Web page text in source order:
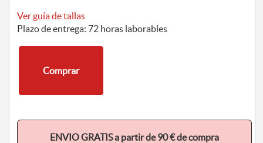
Ver guía de tallas
Plazo de entrega: 72 horas laborables
Comprar
ENVIO GRATIS a partir de 90 € de compra